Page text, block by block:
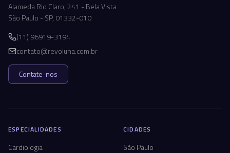
Alameda Rio Claro, 241 - Bela Vista
São Paulo - SP, 01332-010
(11) 96919-3194
contato@revoluna.com.br
Contate-nos
ESPECIALIDADES
Cardiologia
CIDADES
São Paulo